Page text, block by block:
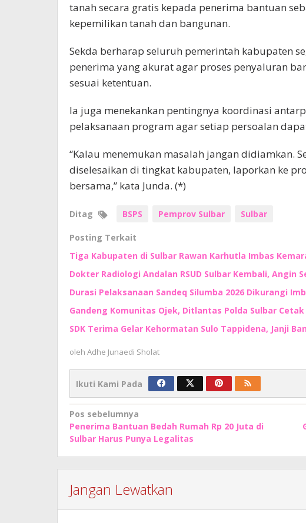
tanah secara gratis kepada penerima bantuan
kepemilikan tanah dan bangunan.
Sekda berharap seluruh pemerintah kabupaten
penerima yang akurat agar proses penyaluran
sesuai ketentuan.
Ia juga menekankan pentingnya koordinasi
pelaksanaan program agar setiap persoalan
“Kalau menemukan masalah jangan didiamkan.
diselesaikan di tingkat kabupaten, laporkan ke
bersama,” kata Junda. (*)
Ditag BSPS Pemprov Sulbar Sulbar
Posting Terkait
Tiga Kabupaten di Sulbar Rawan Karhutla Imbas
Dokter Radiologi Andalan RSUD Sulbar Kembali, Angin
Durasi Pelaksanaan Sandeq Silumba 2026 Dikurangi
Gandeng Komunitas Ojek, Ditlantas Polda Sulbar
SDK Terima Gelar Kehormatan Sulo Tappidena, Janji
oleh Adhe Junaedi Sholat
Ikuti Kami Pada
Navigasi
pos
Pos sebelumnya
Penerima Bantuan Bedah Rumah Rp 20 Juta di
Sulbar Harus Punya Legalitas
Jangan Lewatkan